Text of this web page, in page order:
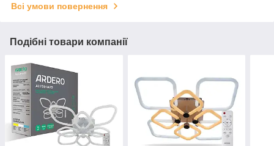
Всі умови повернення
Подібні товари компанії